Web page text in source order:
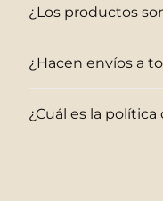
¿Los productos
¿Hacen envíos a
¿Cuál es la